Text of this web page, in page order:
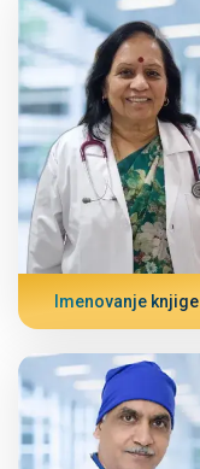
Imenovanje knjige